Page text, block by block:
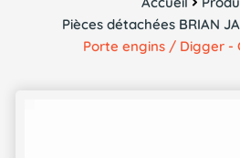
Pièces détachées BRIAN
Porte engins / Digger -